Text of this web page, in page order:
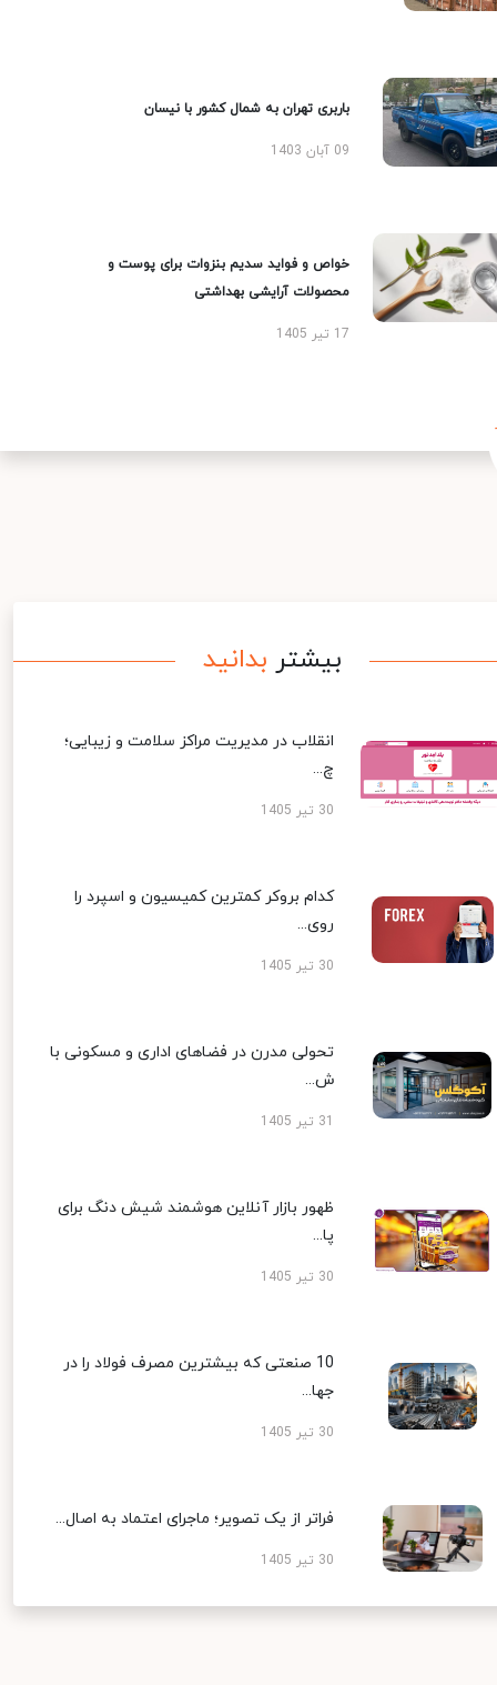
باربری تهران به شمال کشور با نیسان
09 آبان 1403
خواص و فواید سدیم بنزوات برای پوست و
محصولات آرایشی بهداشتی
17 تیر 1405
بیشتر بدانید
انقلاب در مدیریت مراکز سلامت و زیبایی؛
چ...
30 تیر 1405
کدام بروکر کمترین کمیسیون و اسپرد را
روی...
30 تیر 1405
تحولی مدرن در فضاهای اداری و مسکونی با
ش...
ظهور بازار آنلاین هوشمند شیش دنگ برای
پا...
30 تیر 1405
10 صنعتی که بیشترین مصرف فولاد را در
جها...
30 تیر 1405
فراتر از یک تصویر؛ ماجرای اعتماد به اصال...
30 تیر 1405